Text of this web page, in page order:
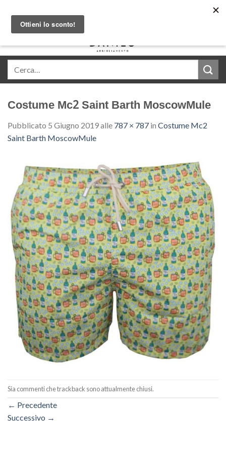
content
Costume Mc2 Saint Barth MoscowMule
Pubblicato 5 Giugno 2019alle 787 × 787 in Costume Mc2
Saint Barth MoscowMule
Sia commenti che trackback sono attualmente chiusi.
← Precedente
Successivo →